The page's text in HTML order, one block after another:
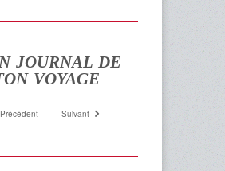
JOURNAL DE
VOYAGE
Précédent Suivant